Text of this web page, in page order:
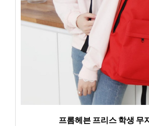
프롬헤븐 프리스 학생 무